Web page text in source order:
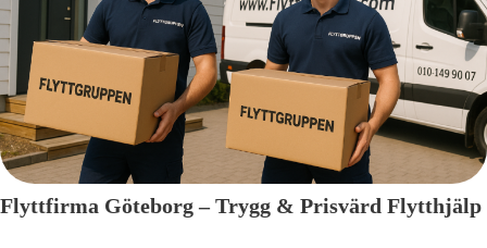
Flyttfirma Göteborg – Trygg & Prisvärd Flytthjälp